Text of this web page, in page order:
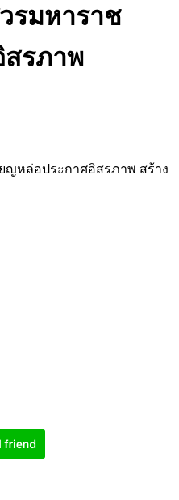
รมหาราช
สรภาพ
ญหล่อประกาศอิสรภาพ สร้าง